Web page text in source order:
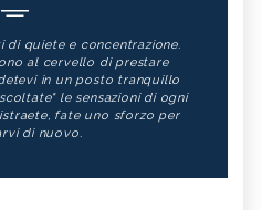
di quiete e concentrazione.
al cervello di prestare
in un posto tranquillo
le sensazioni di ogni
fate uno sforzo per
di nuovo.